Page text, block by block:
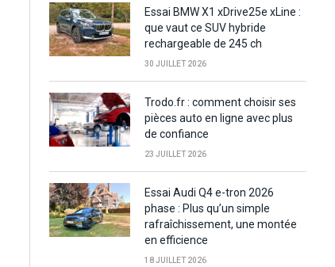
Essai BMW X1 xDrive25e xLine :
que vaut ce SUV hybride
rechargeable de 245 ch
30 JUILLET 2026
Trodo.fr : comment choisir ses
pièces auto en ligne avec plus
de confiance
23 JUILLET 2026
Essai Audi Q4 e-tron 2026
phase : Plus qu’un simple
rafraîchissement, une montée
en efficience
18 JUILLET 2026